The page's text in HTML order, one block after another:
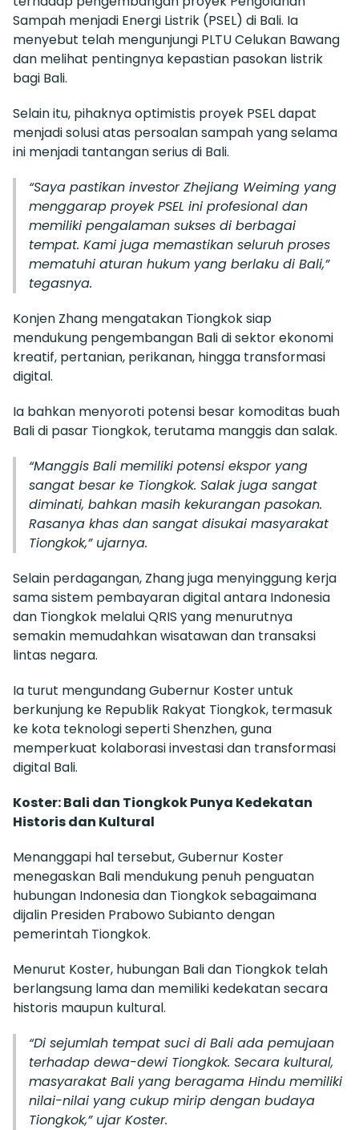
Sampah menjadi Energi Listrik (PSEL) di Bali. Ia
menyebut telah mengunjungi PLTU Celukan Bawang
dan melihat pentingnya kepastian pasokan listrik
bagi Bali.
Selain itu, pihaknya optimistis proyek PSEL dapat
menjadi solusi atas persoalan sampah yang selama
ini menjadi tantangan serius di Bali.
“Saya pastikan investor Zhejiang Weiming yang
menggarap proyek PSEL ini profesional dan
memiliki pengalaman sukses di berbagai
tempat. Kami juga memastikan seluruh proses
mematuhi aturan hukum yang berlaku di Bali,”
tegasnya.
Konjen Zhang mengatakan Tiongkok siap
mendukung pengembangan Bali di sektor ekonomi
kreatif, pertanian, perikanan, hingga transformasi
digital.
Ia bahkan menyoroti potensi besar komoditas buah
Bali di pasar Tiongkok, terutama manggis dan salak.
“Manggis Bali memiliki potensi ekspor yang
sangat besar ke Tiongkok. Salak juga sangat
diminati, bahkan masih kekurangan pasokan.
Rasanya khas dan sangat disukai masyarakat
Tiongkok,” ujarnya.
Selain perdagangan, Zhang juga menyinggung kerja
sama sistem pembayaran digital antara Indonesia
dan Tiongkok melalui QRIS yang menurutnya
semakin memudahkan wisatawan dan transaksi
lintas negara.
Ia turut mengundang Gubernur Koster untuk
berkunjung ke Republik Rakyat Tiongkok, termasuk
ke kota teknologi seperti Shenzhen, guna
memperkuat kolaborasi investasi dan transformasi
digital Bali.
Koster: Bali dan Tiongkok Punya Kedekatan
Historis dan Kultural
Menanggapi hal tersebut, Gubernur Koster
menegaskan Bali mendukung penuh penguatan
hubungan Indonesia dan Tiongkok sebagaimana
dijalin Presiden Prabowo Subianto dengan
pemerintah Tiongkok.
Menurut Koster, hubungan Bali dan Tiongkok telah
berlangsung lama dan memiliki kedekatan secara
historis maupun kultural.
“Di sejumlah tempat suci di Bali ada pemujaan
terhadap dewa-dewi Tiongkok. Secara kultural,
masyarakat Bali yang beragama Hindu memiliki
nilai-nilai yang cukup mirip dengan budaya
Tiongkok,” ujar Koster.